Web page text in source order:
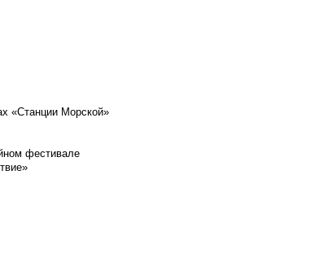
«Станции Морской»
фестивале